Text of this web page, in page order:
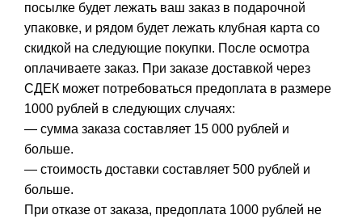
посылке будет лежать ваш заказ в подарочной
упаковке, и рядом будет лежать клубная карта со
скидкой на следующие покупки. После осмотра
оплачиваете заказ. При заказе доставкой через
СДЕК может потребоваться предоплата в размере
1000 рублей в следующих случаях:
— сумма заказа составляет 15 000 рублей и
больше.
— стоимость доставки составляет 500 рублей и
больше.
При отказе от заказа, предоплата 1000 рублей не